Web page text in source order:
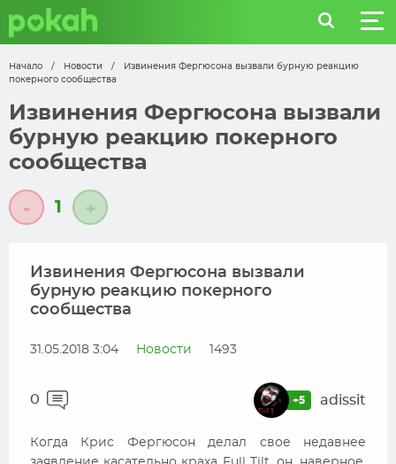
Начало / Новости /
Извинения Фергюсона вызвали бурную реакцию
покерного сообщества
Извинения Фергюсона вызвали
бурную реакцию покерного
сообщества
- 1 +
Извинения Фергюсона вызвали
бурную реакцию покерного
сообщества
31.05.2018 3:04 Новости 1493
0 +5 adissit
Когда Крис Фергюсон делал свое недавнее